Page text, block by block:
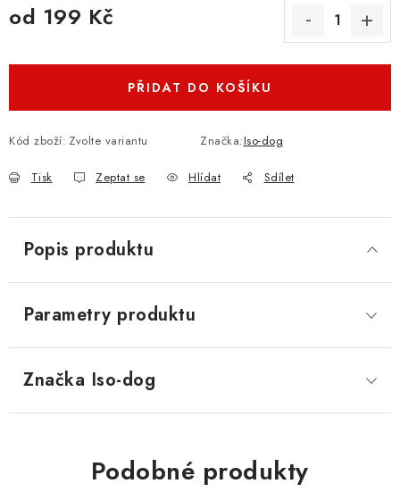
od 199 Kč
PŘIDAT DO KOŠÍKU
Kód zboží: Zvolte variantu Značka:Iso-dog
Tisk Zeptat se Hlídat Sdílet
Popis produktu
Parametry produktu
Značka Iso-dog
Podobné produkty